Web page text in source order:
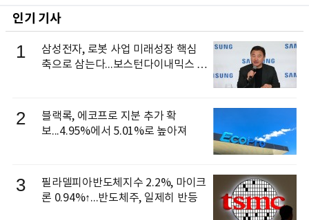
인기 기사
1
삼성전자, 로봇 사업 미래성장 핵심
축으로 삼는다...보스턴다이내믹스 출
2
블랙록, 에코프로 지분 추가 확
보...4.95%에서 5.01%로 높아져
3
필라델피아반도체지수 2.2%, 마이크
론 0.94%↑...반도체주, 일제히 반등